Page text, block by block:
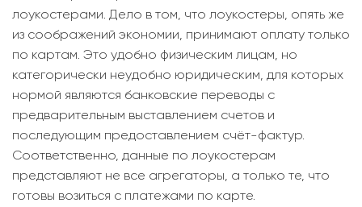
лоукостерами. Дело в том, что лоукостеры, опять же
из соображений экономии, принимают оплату только
по картам. Это удобно физическим лицам, но
категорически неудобно юридическим, для которых
нормой являются банковские переводы с
предварительным выставлением счетов и
последующим предоставлением счёт-фактур.
Соответственно, данные по лоукостерам
представляют не все агрегаторы, а только те, что
готовы возиться с платежами по карте.